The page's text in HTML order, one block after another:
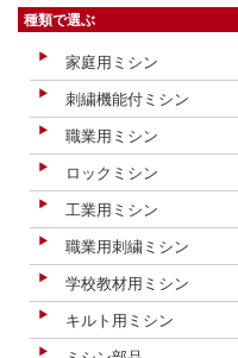
種類で選ぶ
家庭用ミシン
刺繍機能付ミシン
職業用ミシン
ロックミシン
工業用ミシン
職業用刺繍ミシン
学校教材用ミシン
キルト用ミシン